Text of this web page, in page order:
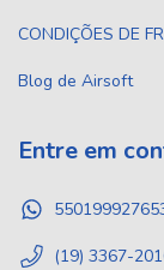
CONDIÇÕES DE
Blog de Airsoft
Entre em
(19) 3367-